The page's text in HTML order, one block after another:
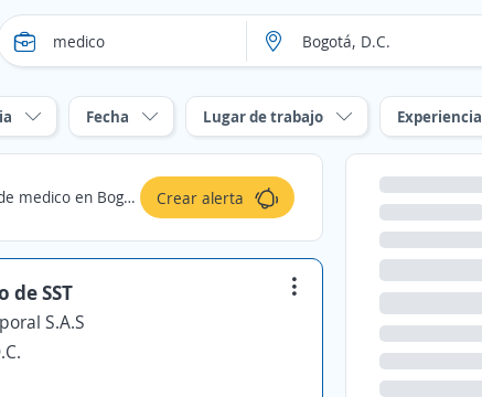
Fecha Lugar de trabajo Experiencia
D.C., Bogotá, D.C. Crear alerta
SST
S.A.S